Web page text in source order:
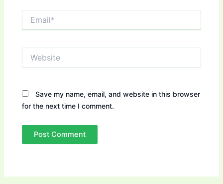
Save my name, email, and website in this browser
for the next time I comment.